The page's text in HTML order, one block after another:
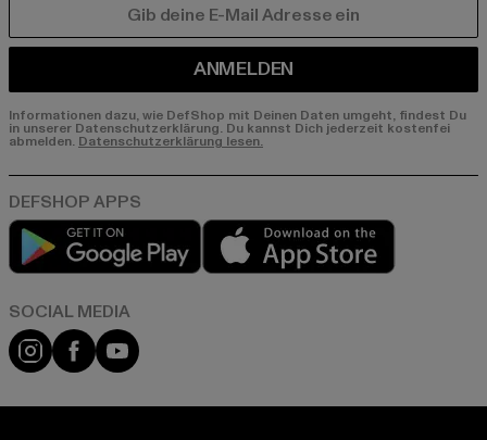
ANMELDEN
Informationen dazu, wie DefShop mit Deinen Daten umgeht, findest Du
in unserer Datenschutzerklärung. Du kannst Dich jederzeit kostenfei
abmelden. Datenschutzerklärung lesen.
Play market
Instagram
FacebookYouTube